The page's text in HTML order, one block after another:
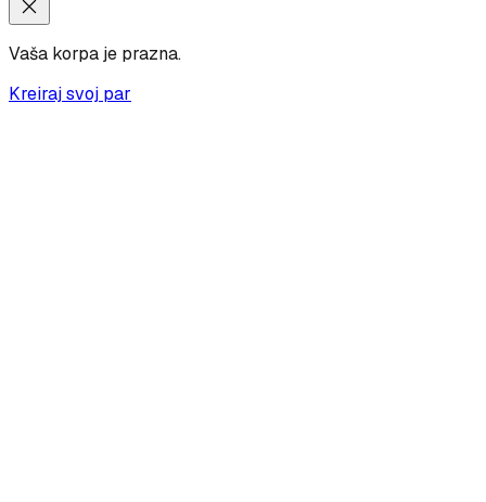
Vaša korpa je prazna.
Kreiraj svoj par